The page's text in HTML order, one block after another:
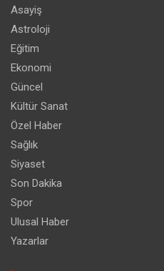
Asayiş
Astroloji
Eğitim
Ekonomi
Güncel
Kültür Sanat
Özel Haber
Sağlık
Siyaset
Son Dakika
Spor
Ulusal Haber
Yazarlar